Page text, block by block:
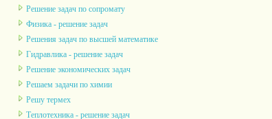
Решение задач по сопромату
Физика - решение задач
Решения задач по высшей математике
Гидравлика - решение задач
Решение экономических задач
Решаем задачи по химии
Решу термех
Теплотехника - решение задач